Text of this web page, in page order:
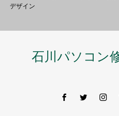
デザイン
石川パソコン